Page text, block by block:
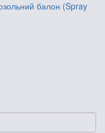
балон (Spray